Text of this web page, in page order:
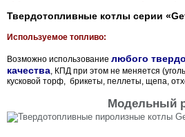
Твердотопливные котлы серии
Используемое топливо:
Возможно использование любого
качества, КПД при этом не меняется
кусковой торф, брикеты, пеллеты, щепа,
Модельный